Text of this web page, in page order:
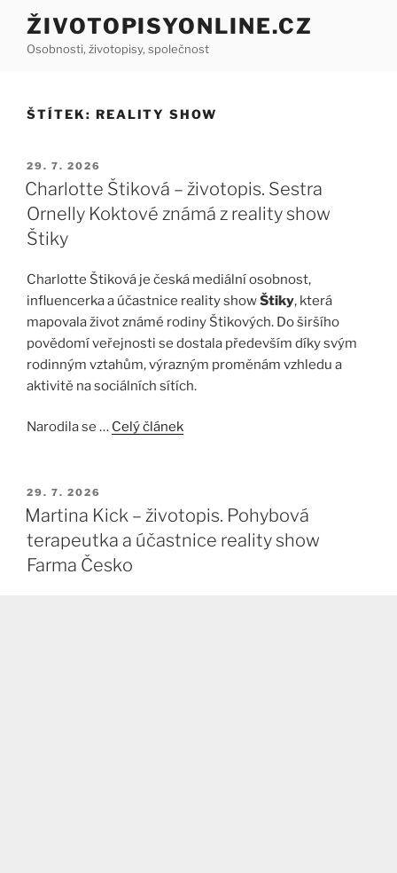
Přejít
obsahu
ŽIVOTOPISYONLINE.CZ
Osobnosti, životopisy, společnost
ŠTÍTEK: REALITY SHOW
PUBLIKOVÁNO
29. 7. 2026
Charlotte Štiková – životopis. Sestra
Ornelly Koktové známá z reality show
Štiky
Charlotte Štiková je česká mediální osobnost,
influencerka a účastnice reality showŠtiky, která
mapovala život známé rodiny Štikových. Do širšího
povědomí veřejnosti se dostala především díky svým
rodinným vztahům, výrazným proměnám vzhledu a
aktivitě na sociálních sítích.
Narodila se … Celý článek
PUBLIKOVÁNO
29. 7. 2026
Martina Kick – životopis. Pohybová
terapeutka a účastnice reality show
Farma Česko